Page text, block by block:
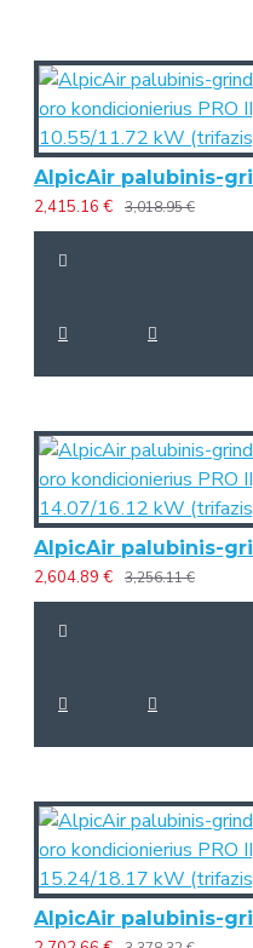
2,415.16 € 3,018.95 €
2,604.89 € 3,256.11 €